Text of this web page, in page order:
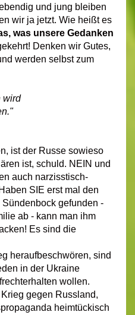
und jung bleiben
wir ja jetzt. Wie heißt es
was unsere Gedanken
Denken wir Gutes,
werden selbst zum
wird
ist der Russe sowieso
ist, schuld. NEIN und
auch narzisstisch-
SIE erst mal den
gefunden -
ab - kann man ihm
Es sind die
heraufbeschwören, sind
in der Ukraine
wollen.
gegen Russland,
heimtückisch